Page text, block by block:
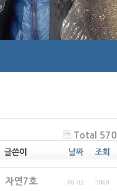
Total 570
글쓴이 날짜 조회
자연7호 06-02 3060